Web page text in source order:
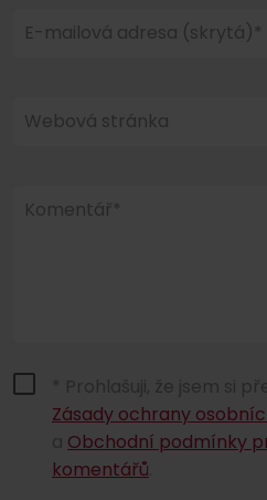
E-mailová adresa (skrytá)*
Webová stránka
Komentář*
* Prohlašuji, že jsem si
Zásady ochrany
a Obchodní podmínky
komentářů